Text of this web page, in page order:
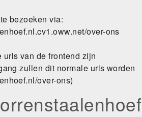
bezoeken via:
over-ons
urls van de frontend zijn
zullen dit normale urls worden
over-ons)